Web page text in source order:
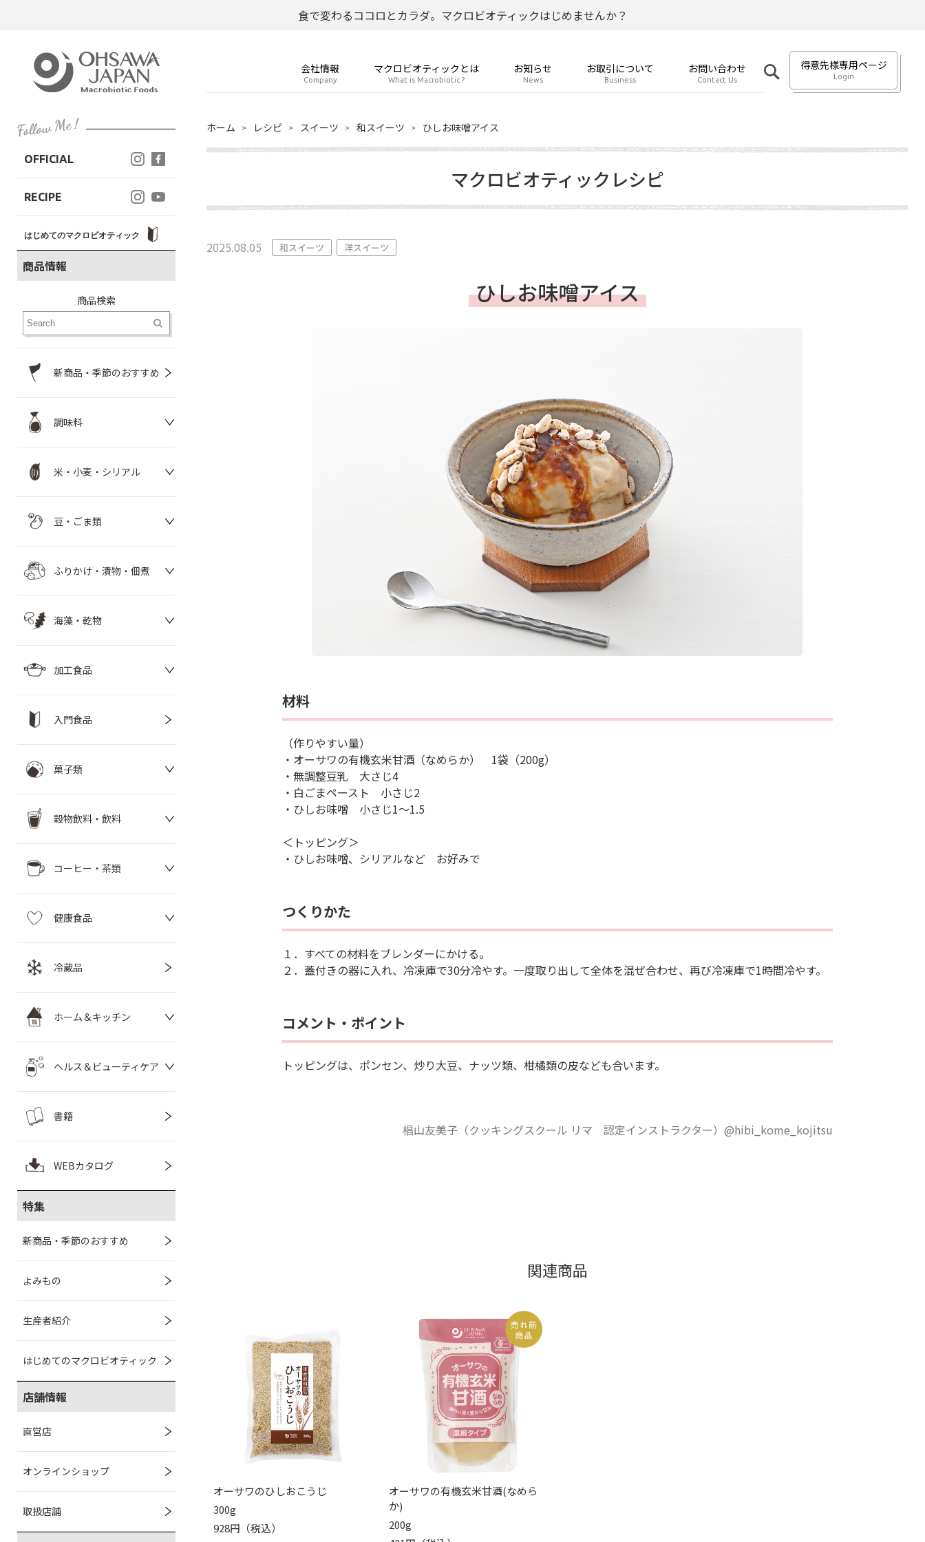
食で変わるココロとカラダ。マクロビオティックはじめませんか？
会社情報
Company
マクロビオティックとは
What is Macrobiotic ?
お知らせ
News
お取引について
Business
お問い合わせ
Contact Us
得意先様専用ページ
Login
OFFICIAL
RECIPE
はじめてのマクロビオティック
商品情報
商品検索
新商品・季節のおすすめ
調味料
米・小麦・シリアル
豆・ごま類
ふりかけ・漬物・佃煮
海藻・乾物
加工食品
入門食品
菓子類
穀物飲料・飲料
コーヒー・茶類
健康食品
冷蔵品
ホーム＆キッチン
ヘルス＆ビューティケア
書籍
WEBカタログ
特集
新商品・季節のおすすめ
よみもの
生産者紹介
はじめてのマクロビオティック
店舗情報
直営店
オンラインショップ
取扱店舗
ホーム レシピ スイーツ 和スイーツ ひしお味噌アイス
マクロビオティックレシピ
2025.08.05 和スイーツ 洋スイーツ
ひしお味噌アイス
材料
（作りやすい量）
・オーサワの有機玄米甘酒（なめらか） 1袋（200g）
・無調整豆乳 大さじ4
・白ごまペースト 小さじ2
・ひしお味噌 小さじ1～1.5
＜トッピング＞
・ひしお味噌、シリアルなど お好みで
つくりかた
１．すべての材料をブレンダーにかける。
２．蓋付きの器に入れ、冷凍庫で30分冷やす。一度取り出して全体を混ぜ合わせ、再び冷凍庫で1時間冷やす。
コメント・ポイント
トッピングは、ポンセン、炒り大豆、ナッツ類、柑橘類の皮なども合います。
椙山友美子（クッキングスクール リマ 認定インストラクター）@hibi_kome_kojitsu
関連商品
オーサワのひしおこうじ
300g
928円（税込）
オーサワの有機玄米甘酒(なめら
か)
200g